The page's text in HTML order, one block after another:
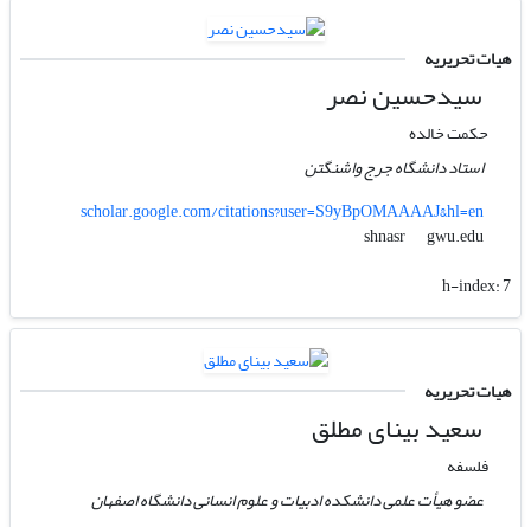
هیات تحریریه
سید‌حسین نصر
حکمت خالده
استاد دانشگاه جرج واشنگتن
scholar.google.com/citations?user=S9yBpOMAAAAJ&hl=en
shnasr
gwu.edu
h-index:7
هیات تحریریه
سعید بینای مطلق
فلسفه
عضو هیأت علمی دانشکده ادبیات و علوم انسانی دانشگاه اصفهان